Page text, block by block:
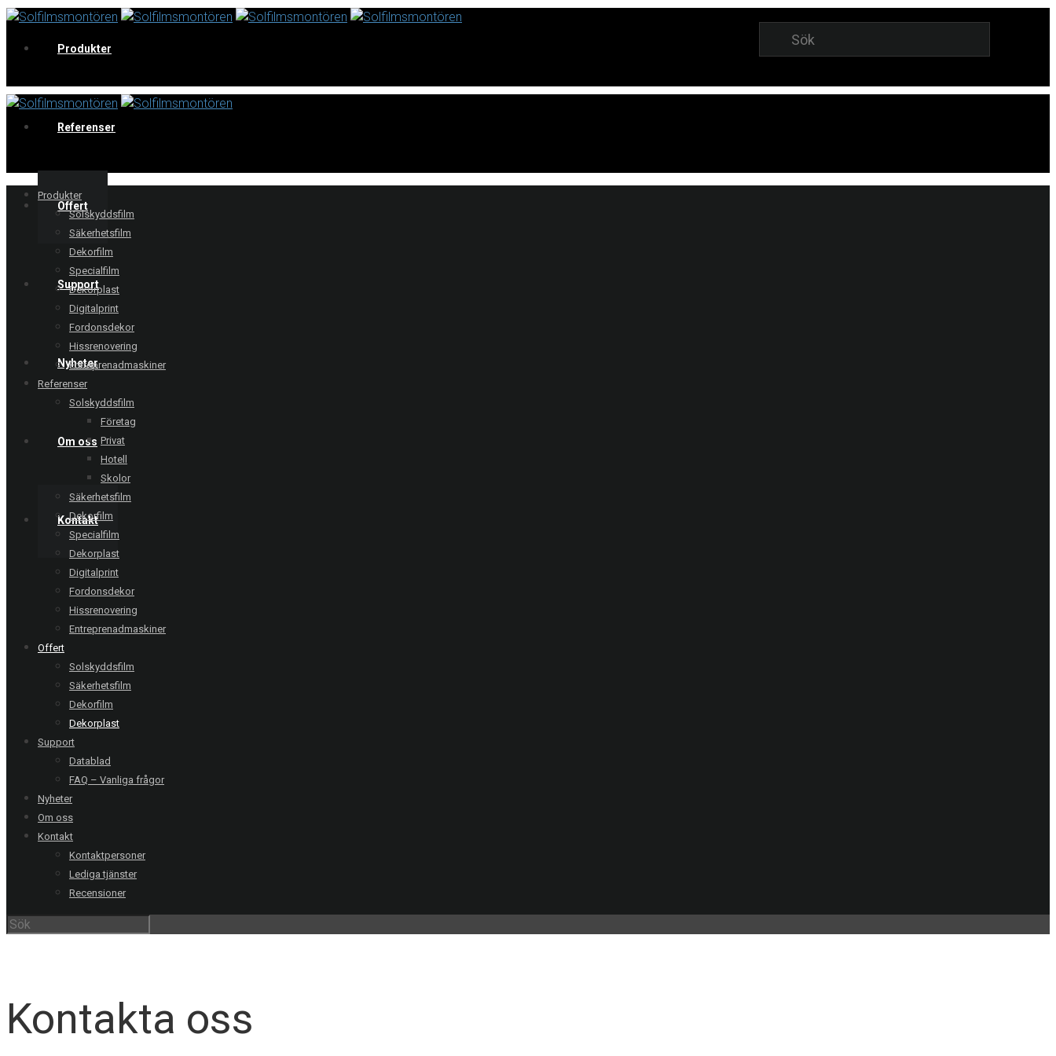
Produkter
Referenser
Offert
Support
Nyheter
Om oss
Kontakt
Produkter
Solskyddsfilm
Säkerhetsfilm
Dekorfilm
Specialfilm
Dekorplast
Digitalprint
Fordonsdekor
Hissrenovering
Entreprenadmaskiner
Referenser
Solskyddsfilm
Företag
Privat
Hotell
Skolor
Säkerhetsfilm
Dekorfilm
Specialfilm
Dekorplast
Digitalprint
Fordonsdekor
Hissrenovering
Entreprenadmaskiner
Offert
Solskyddsfilm
Säkerhetsfilm
Dekorfilm
Dekorplast
Support
Datablad
FAQ – Vanliga frågor
Nyheter
Om oss
Kontakt
Kontaktpersoner
Lediga tjänster
Recensioner
Kontakta oss